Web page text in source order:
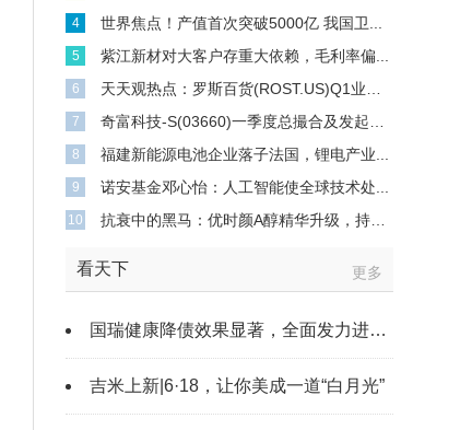
4 世界焦点！产值首次突破5000亿 我国卫...
5 紫江新材对大客户存重大依赖，毛利率偏...
6 天天观热点：罗斯百货(ROST.US)Q1业绩超...
7 奇富科技-S(03660)一季度总撮合及发起贷...
8 福建新能源电池企业落子法国，锂电产业...
9 诺安基金邓心怡：人工智能使全球技术处...
10 抗衰中的黑马：优时颜A醇精华升级，持续...
看天下 更多
国瑞健康降债效果显著，全面发力进军大健康
吉米上新|6·18，让你美成一道“白月光”